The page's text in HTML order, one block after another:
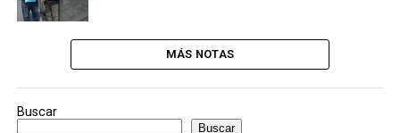
MÁS NOTAS
Buscar
Buscar